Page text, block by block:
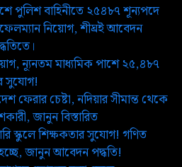
পুলিশ বাহিনীতে ২৫৪৮৭ শূন্যপদে
নিয়োগ, শীঘ্রই আবেদন
ন্যূনতম মাধ্যমিক পাশে ২৫,৪৮৭
সুযোগ!
ফেরার চেষ্টা, নদিয়ার সীমান্ত থেকে
জানুন বিস্তারিত
স্কুলে শিক্ষকতার সুযোগ! গণিত
জানুন আবেদন পদ্ধতি!